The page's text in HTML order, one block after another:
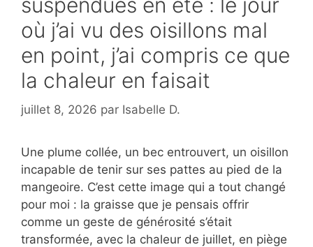
où j’ai vu des oisillons mal
en point, j’ai compris ce que
la chaleur en faisait
juillet 8, 2026 par Isabelle D.
Une plume collée, un bec entrouvert, un oisillon
incapable de tenir sur ses pattes au pied de la
mangeoire. C’est cette image qui a tout changé
pour moi : la graisse que je pensais offrir
comme un geste de générosité s’était
transformée, avec la chaleur de juillet, en piège